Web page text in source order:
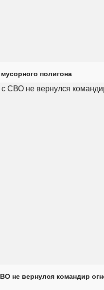
полигона
не вернулся командир